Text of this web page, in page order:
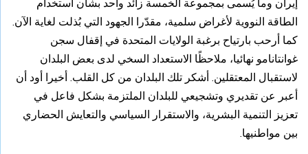
الطاقة النووية لأغراض سلمية، مقدّرا الجهود التي بُذلت لغاية الآن.
كما أرحب بارتياح برغبة الولايات المتحدة في إقفال سجن
غوانتانامو نهائيا، ملاحظًا الاستعداد السخي لدى بعض البلدان
لاستقبال المعتقلين. أشكر تلك البلدان من كل القلب. أخيرا أود أن
أعبر عن تقديري وتشجيعي للبلدان الملتزمة بشكل فاعل في
تعزيز التنمية البشرية، والاستقرار السياسي والتعايش الحضاري
بين مواطنيها.